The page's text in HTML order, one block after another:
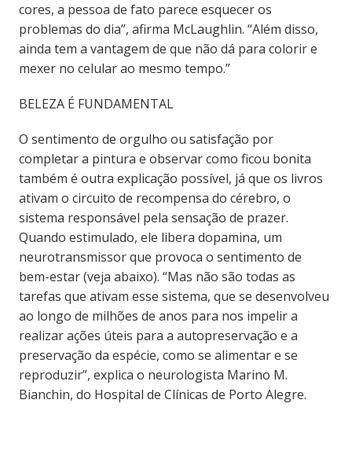
cores, a pessoa de fato parece esquecer os
problemas do dia”, afirma McLaughlin. “Além disso,
ainda tem a vantagem de que não dá para colorir e
mexer no celular ao mesmo tempo.”
BELEZA É FUNDAMENTAL
O sentimento de orgulho ou satisfação por
completar a pintura e observar como ficou bonita
também é outra explicação possível, já que os livros
ativam o circuito de recompensa do cérebro, o
sistema responsável pela sensação de prazer.
Quando estimulado, ele libera dopamina, um
neurotransmissor que provoca o sentimento de
bem-estar (veja abaixo). “Mas não são todas as
tarefas que ativam esse sistema, que se desenvolveu
ao longo de milhões de anos para nos impelir a
realizar ações úteis para a autopreservação e a
preservação da espécie, como se alimentar e se
reproduzir”, explica o neurologista Marino M.
Bianchin, do Hospital de Clínicas de Porto Alegre.